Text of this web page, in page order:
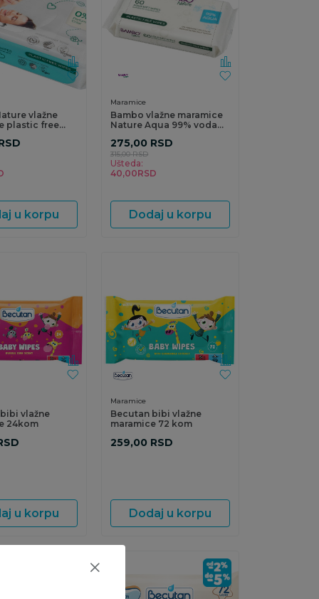
vlažne
plastic free
u korpu
Maramice
Bambo vlažne maramice
Nature Aqua 99% voda
275,00 RSD
315,00 RSD
Ušteda:
40,00RSD
Dodaj u korpu
vlažne
24kom
u korpu
Maramice
Becutan bibi vlažne
maramice 72 kom
259,00 RSD
Dodaj u korpu